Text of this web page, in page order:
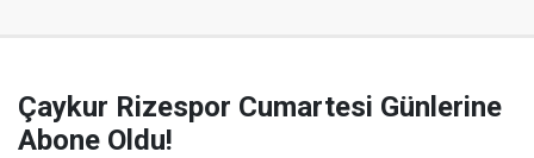
Çaykur Rizespor Cumartesi Günlerine
Abone Oldu!